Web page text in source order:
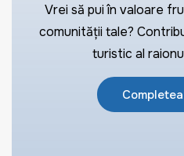
Vrei să pui în valoare
comunității tale?
turistic al